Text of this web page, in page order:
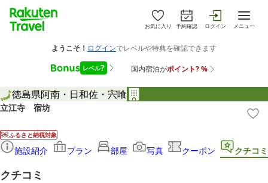
お気に入り 予約確認 ログイン メニュー
徳島県阿南・日和佐・宍喰
立江寺 宿坊
ふるさと納税対象
施設紹介 プラン 部屋 写真 クーポン クチコミ
クチコミ